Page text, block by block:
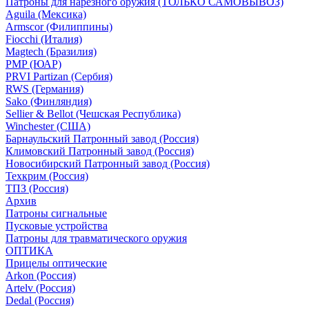
Aguila (Мексика)
Armscor (Филиппины)
Fiocchi (Италия)
Magtech (Бразилия)
PMP (ЮАР)
PRVI Partizan (Сербия)
RWS (Германия)
Sako (Финляндия)
Sellier & Bellot (Чешская Республика)
Winchester (США)
Барнаульский Патронный завод (Россия)
Климовский Патронный завод (Россия)
Новосибирский Патронный завод (Россия)
Техкрим (Россия)
ТПЗ (Россия)
Архив
Патроны сигнальные
Пусковые устройства
Патроны для травматического оружия
ОПТИКА
Прицелы оптические
Arkon (Россия)
Artelv (Россия)
Dedal (Россия)